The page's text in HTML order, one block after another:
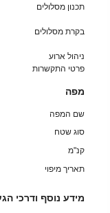
תכנון מסלולים
בקרת מסלולים
ניהול ארוע
פרטי התקשרות
מפה
שם המפה
סוג שטח
קנ"מ
תאריך מיפוי
מידע נוסף ודרכי